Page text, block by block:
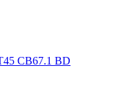
CB67.1 BD